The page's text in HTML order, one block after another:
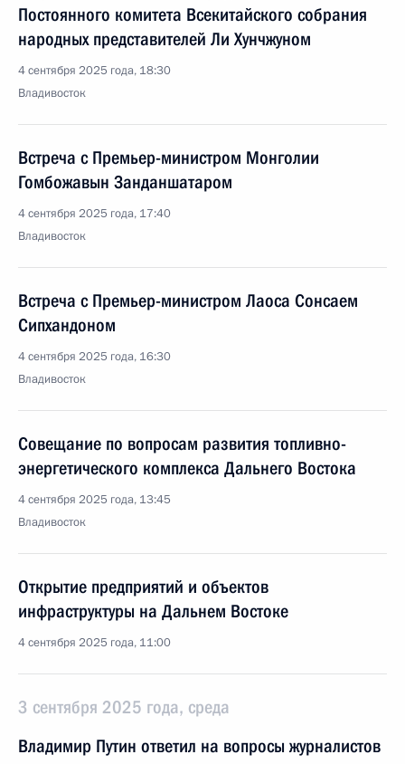
Постоянного комитета Всекитайского собрания
народных представителей Ли Хунчжуном
4 сентября 2025 года, 18:30
Владивосток
Встреча с Премьер-министром Монголии
Гомбожавын Занданшатаром
4 сентября 2025 года, 17:40
Владивосток
Встреча с Премьер-министром Лаоса Сонсаем
Сипхандоном
4 сентября 2025 года, 16:30
Владивосток
Совещание по вопросам развития топливно-
энергетического комплекса Дальнего Востока
4 сентября 2025 года, 13:45
Владивосток
Открытие предприятий и объектов
инфраструктуры на Дальнем Востоке
4 сентября 2025 года, 11:00
3 сентября 2025 года, среда
Владимир Путин ответил на вопросы журналистов